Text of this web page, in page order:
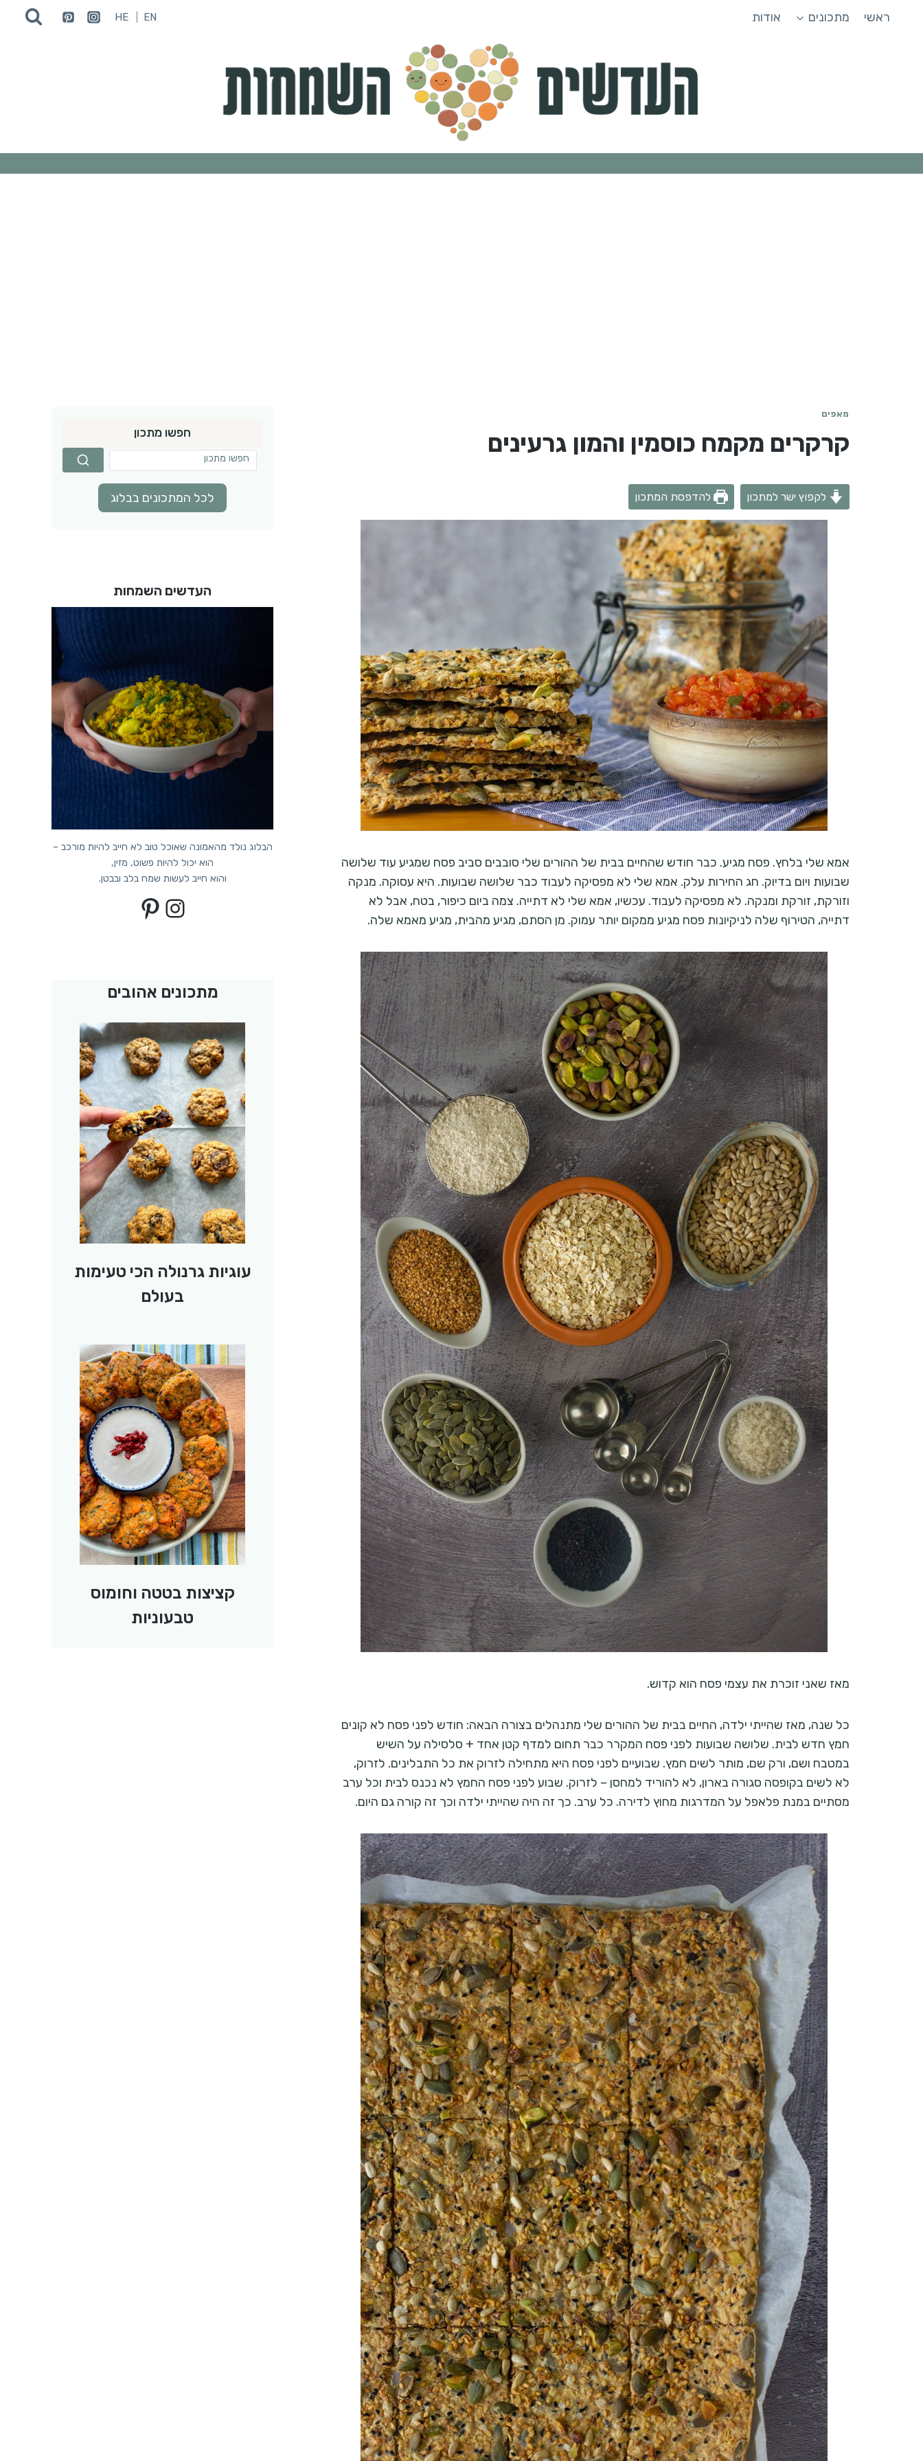
ראשי מתכונים אודות EN
HE
מאפים
קרקרים מקמח כוסמין והמון גרעינים
לקפוץ ישר למתכון להדפסת המתכון
אמא שלי בלחץ. פסח מגיע. כבר חודש שהחיים בבית של ההורים שלי סובבים סביב פסח שמגיע עוד שלושה
שבועות ויום בדיוק. חג החירות עלק. אמא שלי לא מפסיקה לעבוד כבר שלושה שבועות. היא עסוקה. מנקה
וזורקת, זורקת ומנקה. לא מפסיקה לעבוד. עכשיו, אמא שלי לא דתייה. צמה ביום כיפור, בטח, אבל לא
דתייה, הטירוף שלה לניקיונות פסח מגיע ממקום יותר עמוק. מן הסתם, מגיע מהבית, מגיע מאמא שלה.
מאז שאני זוכרת את עצמי פסח הוא קדוש.
כל שנה, מאז שהייתי ילדה, החיים בבית של ההורים שלי מתנהלים בצורה הבאה: חודש לפני פסח לא קונים
חמץ חדש לבית. שלושה שבועות לפני פסח המקרר כבר תחום למדף קטן אחד + סלסילה על השיש
במטבח ושם, ורק שם, מותר לשים חמץ. שבועיים לפני פסח היא מתחילה לזרוק את כל התבלינים. לזרוק,
לא לשים בקופסה סגורה בארון, לא להוריד למחסן – לזרוק. שבוע לפני פסח החמץ לא נכנס לבית וכל ערב
מסתיים במנת פלאפל על המדרגות מחוץ לדירה. כל ערב. כך זה היה שהייתי ילדה וכך זה קורה גם היום.
חפשו מתכון
לכל המתכונים בבלוג
העדשים השמחות
הבלוג נולד מהאמונה שאוכל טוב לא חייב להיות מורכב –
הוא יכול להיות פשוט, מזין,
והוא חייב לעשות שמח בלב ובבטן.
Instagram
Pinterest
מתכונים אהובים
עוגיות גרנולה הכי טעימות
בעולם
קציצות בטטה וחומוס
טבעוניות